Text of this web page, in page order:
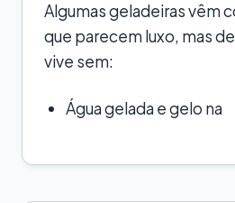
Algumas geladeiras vêm
que parecem luxo, mas
vive sem:
Água gelada e gelo na